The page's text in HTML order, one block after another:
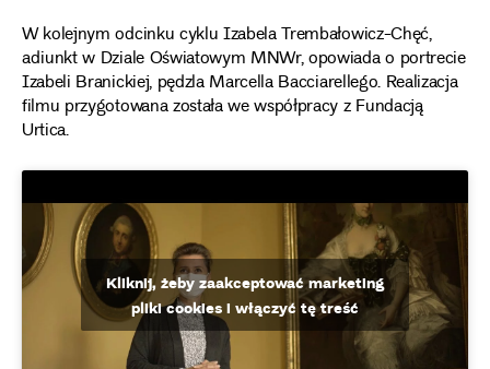
W kolejnym odcinku cyklu Izabela Trembałowicz-Chęć,
adiunkt w Dziale Oświatowym MNWr, opowiada o portrecie
Izabeli Branickiej, pędzla Marcella Bacciarellego. Realizacja
filmu przygotowana została we współpracy z Fundacją
Urtica.
Kliknij, żeby zaakceptować marketing
pliki cookies i włączyć tę treść